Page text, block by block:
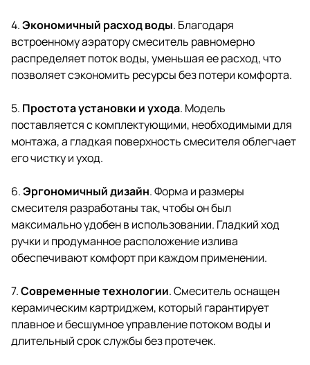
4.Экономичный расход воды. Благодаря
встроенному аэратору смеситель равномерно
распределяет поток воды, уменьшая ее расход, что
позволяет сэкономить ресурсы без потери комфорта.
5. Простота установки и ухода. Модель
поставляется с комплектующими, необходимыми для
монтажа, а гладкая поверхность смесителя облегчает
его чистку и уход.
6.Эргономичный дизайн. Форма и размеры
смесителя разработаны так, чтобы он был
максимально удобен в использовании. Гладкий ход
ручки и продуманное расположение излива
обеспечивают комфорт при каждом применении.
7.Современные технологии. Смеситель оснащен
керамическим картриджем, который гарантирует
плавное и бесшумное управление потоком воды и
длительный срок службы без протечек.